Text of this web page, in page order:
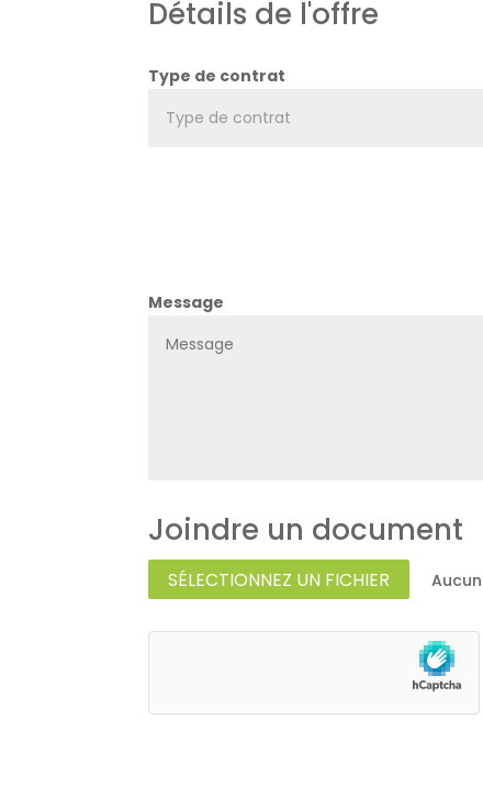
Type de contrat
Message
SÉLECTIONNEZ UN FICHIER